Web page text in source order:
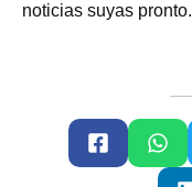
noticias suyas pronto.